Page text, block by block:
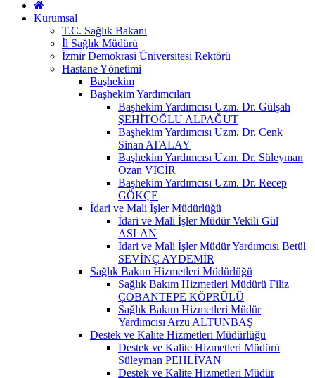
Kurumsal
T.C. Sağlık Bakanı
İl Sağlık Müdürü
İzmir Demokrasi Üniversitesi Rektörü
Hastane Yönetimi
Başhekim
Başhekim Yardımcıları
Başhekim Yardımcısı Uzm. Dr. Gülşah
ŞEHİTOĞLU ALPAĞUT
Başhekim Yardımcısı Uzm. Dr. Cenk
Sinan ATALAY
Başhekim Yardımcısı Uzm. Dr. Süleyman
Ozan VİCİR
Başhekim Yardımcısı Uzm. Dr. Recep
GÖKÇE
İdari ve Mali İşler Müdürlüğü
İdari ve Mali İşler Müdür Vekili Gül
ASLAN
İdari ve Mali İşler Müdür Yardımcısı Betül
SEVİNÇ AYDEMİR
Sağlık Bakım Hizmetleri Müdürlüğü
Sağlık Bakım Hizmetleri Müdürü Filiz
ÇOBANTEPE KÖPRÜLÜ
Sağlık Bakım Hizmetleri Müdür
Yardımcısı Arzu ALTUNBAŞ
Destek ve Kalite Hizmetleri Müdürlüğü
Destek ve Kalite Hizmetleri Müdürü
Süleyman PEHLİVAN
Destek ve Kalite Hizmetleri Müdür